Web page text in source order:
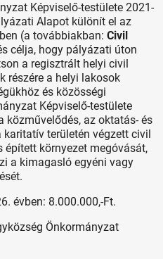
Képviselő-testülete 2021-
Alapot különít el az
(a továbbiakban:Civil
célja, hogy pályázati úton
a regisztrált helyi civil
részére a helyi lakosok
és közösségi
Képviselő-testülete
közművelődés, az oktatás- és
területén végzett civil
épített környezet megóvását,
a kimagasló egyéni vagy
évben: 8.000.000,-Ft.
Önkormányzat